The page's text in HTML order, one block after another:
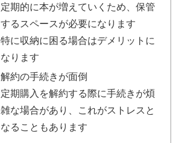
定期的に本が増えていくため、保管
するスペースが必要になります
特に収納に困る場合はデメリットに
なります
解約の手続きが面倒
定期購入を解約する際に手続きが煩
雑な場合があり、これがストレスと
なることもあります